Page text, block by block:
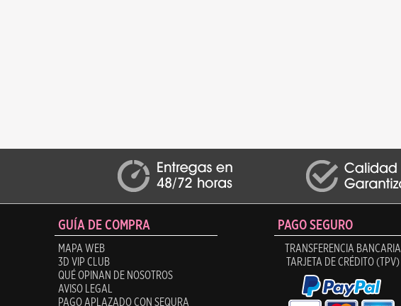
GUÍA DE COMPRA
MAPA WEB
3D VIP CLUB
QUÉ OPINAN DE NOSOTROS
AVISO LEGAL
PAGO APLAZADO CON SEQURA
PAGO SEGURO
TRANSFERENCIA BANCARIA
TARJETA DE CRÉDITO (TPV)